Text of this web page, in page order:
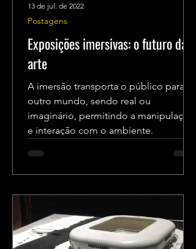
Exposições imersivas: o futuro da
arte
A imersão transporta o público para
outro mundo, sendo real ou
imaginário, permitindo a manipulação
e interação com o ambiente.
Postagens
13 de jul. de 2022